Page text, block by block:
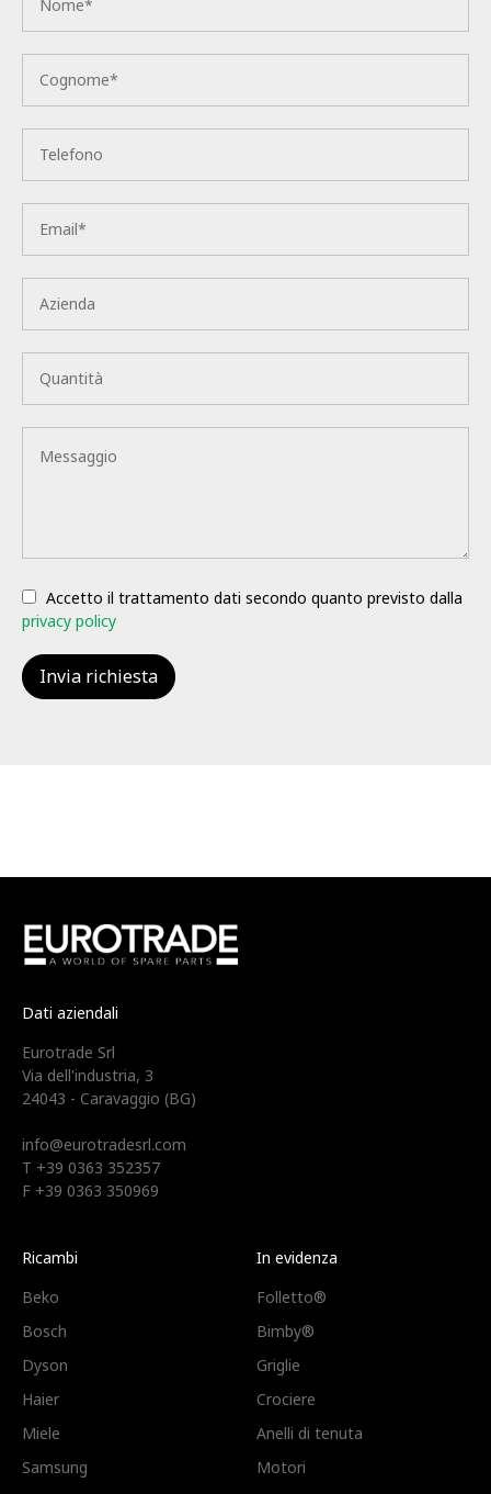
Accetto il trattamento dati secondo quanto previsto dalla
privacy policy
Dati aziendali
Eurotrade Srl
Via dell'industria, 3
24043 - Caravaggio (BG)
info@eurotradesrl.com
T +39 0363 352357
F +39 0363 350969
Ricambi
Beko
Bosch
Dyson
Haier
Miele
Samsung
In evidenza
Folletto®
Bimby®
Griglie
Crociere
Anelli di tenuta
Motori